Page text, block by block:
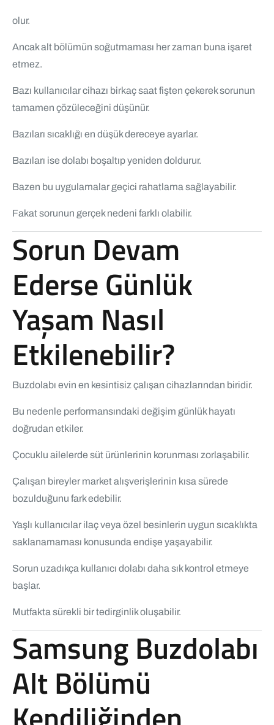
olur.
Ancak alt bölümün soğutmaması her zaman buna işaret
etmez.
Bazı kullanıcılar cihazı birkaç saat fişten çekerek sorunun
tamamen çözüleceğini düşünür.
Bazıları sıcaklığı en düşük dereceye ayarlar.
Bazıları ise dolabı boşaltıp yeniden doldurur.
Bazen bu uygulamalar geçici rahatlama sağlayabilir.
Fakat sorunun gerçek nedeni farklı olabilir.
Sorun Devam
Ederse Günlük
Yaşam Nasıl
Etkilenebilir?
Buzdolabı evin en kesintisiz çalışan cihazlarından biridir.
Bu nedenle performansındaki değişim günlük hayatı
doğrudan etkiler.
Çocuklu ailelerde süt ürünlerinin korunması zorlaşabilir.
Çalışan bireyler market alışverişlerinin kısa sürede
bozulduğunu fark edebilir.
Yaşlı kullanıcılar ilaç veya özel besinlerin uygun sıcaklıkta
saklanamaması konusunda endişe yaşayabilir.
Sorun uzadıkça kullanıcı dolabı daha sık kontrol etmeye
başlar.
Mutfakta sürekli bir tedirginlik oluşabilir.
Samsung Buzdolabı
Alt Bölümü